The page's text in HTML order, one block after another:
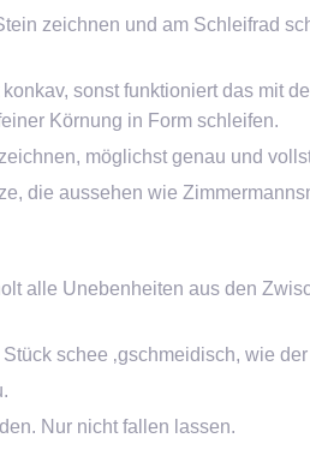
zeichnen und am Schleifrad
sonst funktioniert das mit
Körnung in Form schleifen.
möglichst genau und
die aussehen wie
alle Unebenheiten aus den
schee ‚gschmeidisch, wie
Nur nicht fallen lassen.